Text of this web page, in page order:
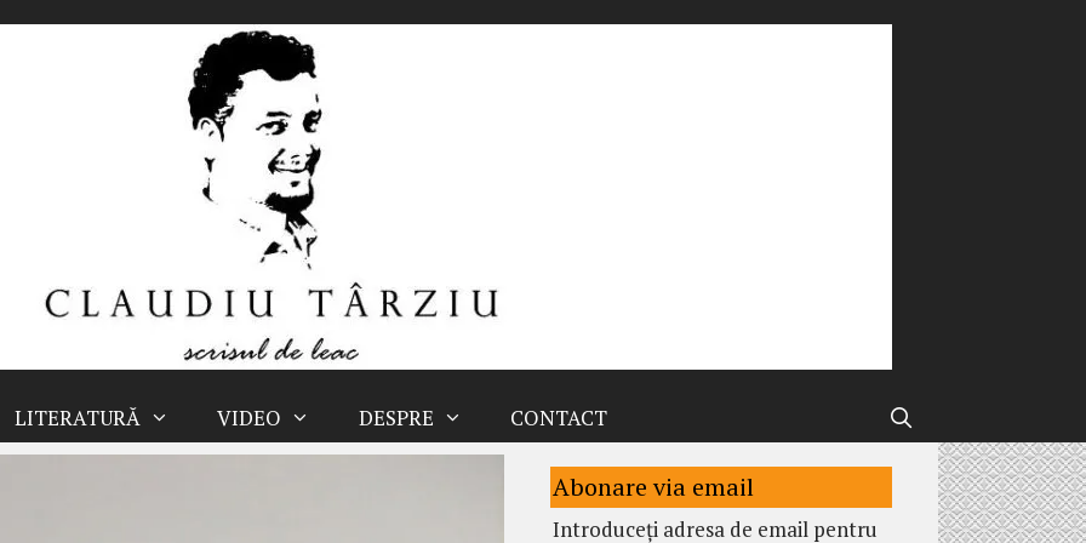
LITERATURĂ VIDEO DESPRE CONTACT
Abonare via email
Introduceți adresa de email pentru